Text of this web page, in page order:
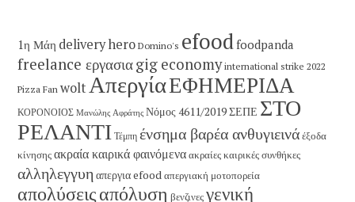
1η Μάη delivery hero Domino's efoodfoodpanda
freelance εργασιαgig economy international strike 2022
Pizza Fan woltΑπεργίαΕΦΗΜΕΡΙΔΑ
ΚΟΡΟΝΟΙΟΣ Μανώλης Αφράτης Νόμος 4611/2019ΣΕΠΕ ΣΤΟ
ΡΕΛΑΝΤΙ Τέμπη ένσημα βαρέα ανθυγιεινάέξοδα
κίνησηςακραία καιρικά φαινόμεναακραίες καιρικές συνθήκες
αλληλεγγυη απεργια efoodαπεργιακή μοτοπορεία
απολύσειςαπόλυση βενζινεςγενική